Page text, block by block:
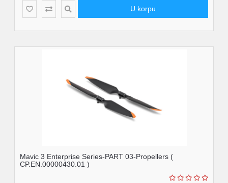
U korpu
Mavic 3 Enterprise Series-PART 03-Propellers (
CP.EN.00000430.01 )